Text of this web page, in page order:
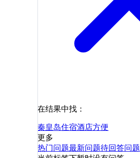
在结果中找：
秦皇岛住宿酒店方便
更多
热门问题最新问题待回答问题